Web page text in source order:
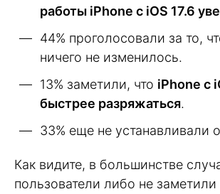
работы iPhone с iOS 17.6
44% проголосовали за то,
ничего не изменилось.
13% заметили, что iPhone с
быстрее разряжаться.
33% еще не устанавливали
Как видите, в большинстве
пользователи либо не